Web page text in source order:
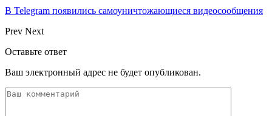
В Telegram появились самоуничтожающиеся видеосообщения
Prev Next
Оставьте ответ
Ваш электронный адрес не будет опубликован.